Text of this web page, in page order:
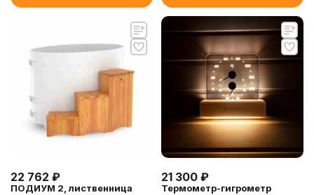
22 762 ₽
ПОДИУМ 2, лиственница
21 300 ₽
Термометр-гигрометр